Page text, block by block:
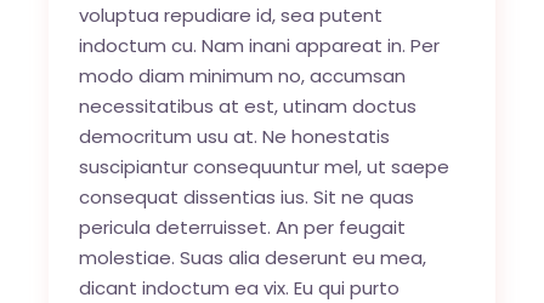
voluptua repudiare id, sea putent
indoctum cu. Nam inani appareat in. Per
modo diam minimum no, accumsan
necessitatibus at est, utinam doctus
democritum usu at. Ne honestatis
suscipiantur consequuntur mel, ut saepe
consequat dissentias ius. Sit ne quas
pericula deterruisset. An per feugait
molestiae. Suas alia deserunt eu mea,
dicant indoctum ea vix. Eu qui purto